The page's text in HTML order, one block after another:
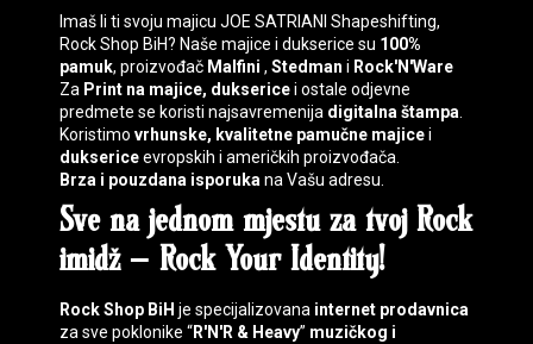
Imaš li ti svoju majicu JOE SATRIANI Shapeshifting,
Rock Shop BiH? Naše majice i dukserice su 100%
pamuk, proizvođač Malfini , Stedman i Rock'N'Ware
Za Print na majice, duksericei ostale odjevne
predmete se koristi najsavremenija digitalna štampa
Koristimo vrhunske, kvalitetne pamučne majicei
duksericeevropskih i američkih proizvođača.
Brza i pouzdana isporuka na Vašu adresu.
Sve na jednom mjestu za tvoj Rock
imidž– Rock Your Identity!
Rock Shop BiH je specijalizovana internet prodavnica
za sve poklonike “R'N'R & Heavy” muzičkog i